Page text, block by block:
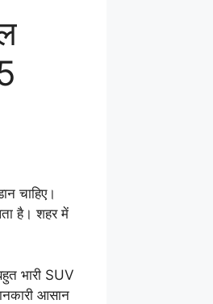
चाहिए।
है। शहर में
भारी SUV
आसान